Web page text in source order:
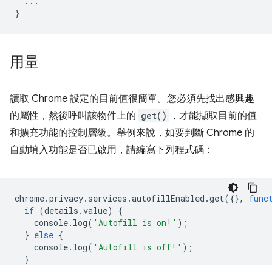
}
用量
讀取 Chrome 設定的目前值很簡單。您必須先找出感興趣
的屬性，然後呼叫該物件上的 get()
，才能擷取目前的值
和擴充功能的控制層級。舉例來說，如要判斷 Chrome 的
自動填入功能是否已啟用，請編寫下列程式碼：
chrome.privacy. services .autofillEnabled .get({},
if (details .value)
{
console. log( 'Autofill is on!' );
} else {
console. log( 'Autofill is off!' );
}